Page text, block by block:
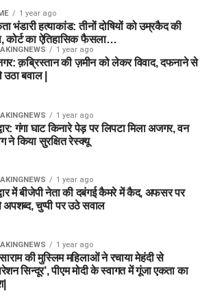
1 year ago
भंडारी हत्याकांड: तीनों दोषियों को उम्रकैद की
कोर्ट का ऐतिहासिक फैसला…
1 year ago
क़ब्रिस्तान की ज़मीन को लेकर विवाद, दफनाने से
बवाल |
1 year ago
गंगा घाट किनारे पेड़ पर लिपटा मिला अजगर, वन
ने किया सुरक्षित रेस्क्यू
1 year ago
में बीजेपी नेता की दबंगई कैमरे में कैद, अफसर पर
अपशब्द, चुप्पी पर उठे सवाल
1 year ago
की मुस्लिम महिलाओं ने रचाया मेहंदी से
सिन्दूर’, पीएम मोदी के स्वागत में गूंजा एकता का